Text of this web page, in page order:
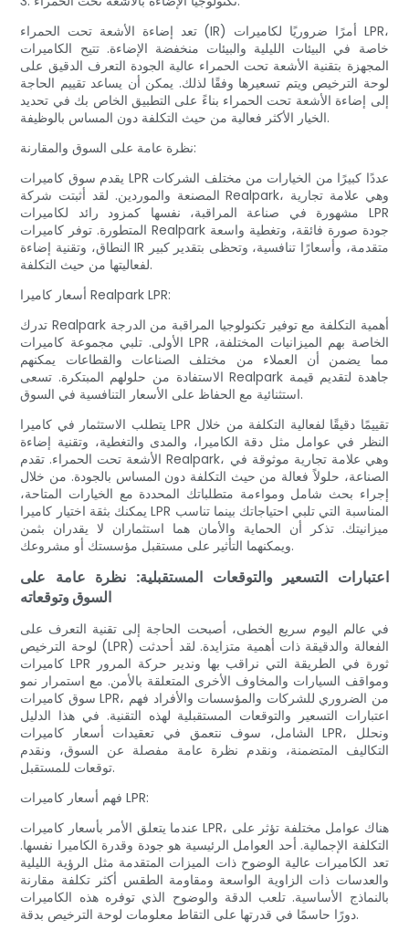
تعد إضاءة الأشعة تحت الحمراء (IR) أمرًا ضروريًا لكاميرات LPR،
خاصة في البيئات الليلية والبيئات منخفضة الإضاءة. تتيح الكاميرات
المجهزة بتقنية الأشعة تحت الحمراء عالية الجودة التعرف الدقيق على
لوحة الترخيص ويتم تسعيرها وفقًا لذلك. يمكن أن يساعد تقييم الحاجة
إلى إضاءة الأشعة تحت الحمراء بناءً على التطبيق الخاص بك في تحديد
الخيار الأكثر فعالية من حيث التكلفة دون المساس بالوظيفة.
نظرة عامة على السوق والمقارنة:
يقدم سوق كاميرات LPR عددًا كبيرًا من الخيارات من مختلف الشركات
المصنعة والموردين. لقد أثبتت شركة Realpark، وهي علامة تجارية
مشهورة في صناعة المراقبة، نفسها كمزود رائد لكاميرات LPR
المتطورة. توفر كاميرات Realpark جودة صورة فائقة، وتغطية واسعة
النطاق، وتقنية إضاءة IR متقدمة، وأسعارًا تنافسية، وتحظى بتقدير كبير
لفعاليتها من حيث التكلفة.
أسعار كاميرا Realpark LPR:
تدرك Realpark أهمية التكلفة مع توفير تكنولوجيا المراقبة من الدرجة
الأولى. تلبي مجموعة كاميرات LPR الخاصة بهم الميزانيات المختلفة،
مما يضمن أن العملاء من مختلف الصناعات والقطاعات يمكنهم
الاستفادة من حلولهم المبتكرة. تسعى Realpark جاهدة لتقديم قيمة
استثنائية مع الحفاظ على الأسعار التنافسية في السوق.
يتطلب الاستثمار في كاميرا LPR تقييمًا دقيقًا لفعالية التكلفة من خلال
النظر في عوامل مثل دقة الكاميرا، والمدى والتغطية، وتقنية إضاءة
الأشعة تحت الحمراء. تقدم Realpark، وهي علامة تجارية موثوقة في
الصناعة، حلولاً فعالة من حيث التكلفة دون المساس بالجودة. من خلال
إجراء بحث شامل ومواءمة متطلباتك المحددة مع الخيارات المتاحة،
يمكنك بثقة اختيار كاميرا LPR المناسبة التي تلبي احتياجاتك بينما تناسب
ميزانيتك. تذكر أن الحماية والأمان هما استثماران لا يقدران بثمن
ويمكنهما التأثير على مستقبل مؤسستك أو مشروعك.
اعتبارات التسعير والتوقعات المستقبلية: نظرة عامة على
السوق وتوقعاته
في عالم اليوم سريع الخطى، أصبحت الحاجة إلى تقنية التعرف على
لوحة الترخيص (LPR) الفعالة والدقيقة ذات أهمية متزايدة. لقد أحدثت
كاميرات LPR ثورة في الطريقة التي نراقب بها وندير حركة المرور
ومواقف السيارات والمخاوف الأخرى المتعلقة بالأمن. مع استمرار نمو
سوق كاميرات LPR، من الضروري للشركات والمؤسسات والأفراد فهم
اعتبارات التسعير والتوقعات المستقبلية لهذه التقنية. في هذا الدليل
الشامل، سوف نتعمق في تعقيدات أسعار كاميرات LPR، ونحلل
التكاليف المتضمنة، ونقدم نظرة عامة مفصلة عن السوق، ونقدم
توقعات للمستقبل.
فهم أسعار كاميرات LPR:
عندما يتعلق الأمر بأسعار كاميرات LPR، هناك عوامل مختلفة تؤثر على
التكلفة الإجمالية. أحد العوامل الرئيسية هو جودة وقدرة الكاميرا نفسها.
تعد الكاميرات عالية الوضوح ذات الميزات المتقدمة مثل الرؤية الليلية
والعدسات ذات الزاوية الواسعة ومقاومة الطقس أكثر تكلفة مقارنة
بالنماذج الأساسية. تلعب الدقة والوضوح الذي توفره هذه الكاميرات
دورًا حاسمًا في قدرتها على التقاط معلومات لوحة الترخيص بدقة.